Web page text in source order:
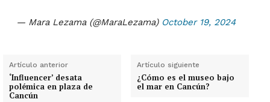
— Mara Lezama (@MaraLezama) October 19, 2024
Artículo anterior
‘Influencer’ desata
polémica en plaza de
Cancún
Artículo siguiente
¿Cómo es el museo bajo
el mar en Cancún?